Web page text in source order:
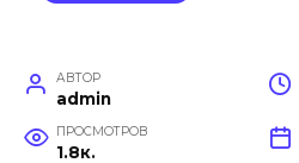
АВТОР
admin
ПРОСМОТРОВ
1.8к.